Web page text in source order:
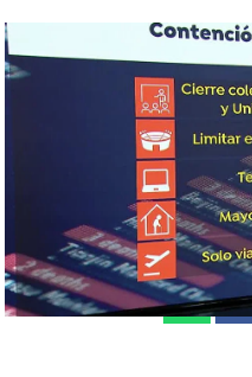
¿En qué consiste la
Antena 3 Noticias
Publicado:10 de marzo de